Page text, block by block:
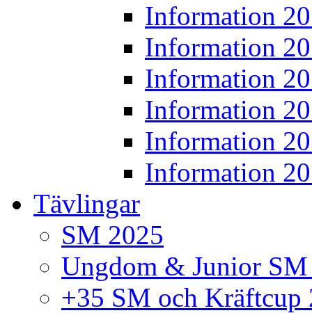
Information
Information
Information
Information
Information
Information
Tävlingar
SM 2025
Ungdom & Junior
+35 SM och Kräftcup